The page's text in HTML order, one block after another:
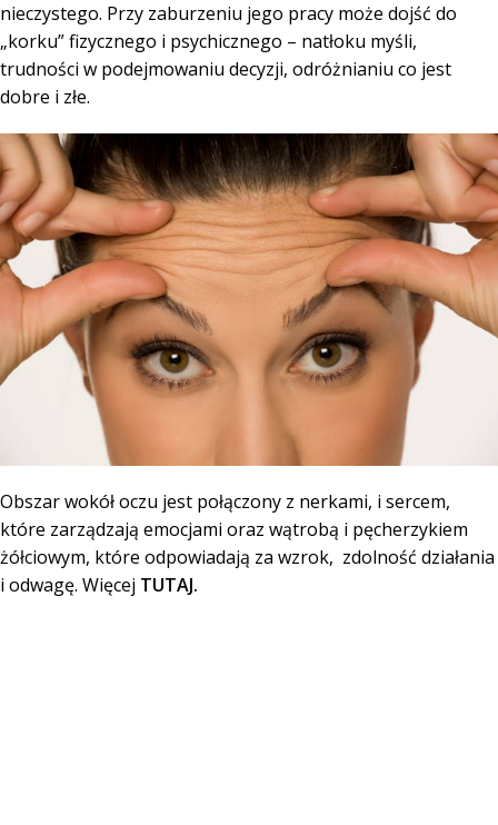
nieczystego. Przy zaburzeniu jego pracy może dojść do
„korku” fizycznego i psychicznego – natłoku myśli,
trudności w podejmowaniu decyzji, odróżnianiu co jest
dobre i złe.
Obszar wokół oczu jest połączony z nerkami, i sercem,
które zarządzają emocjami oraz wątrobą i pęcherzykiem
żółciowym, które odpowiadają za wzrok, zdolność działania
i odwagę. Więcej TUTAJ.